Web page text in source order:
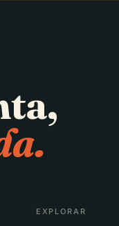
EXPLORAR